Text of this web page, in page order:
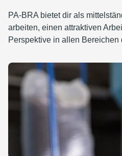
PA-BRA bietet dir als
arbeiten, einen attraktiven
Perspektive in allen Bereichen